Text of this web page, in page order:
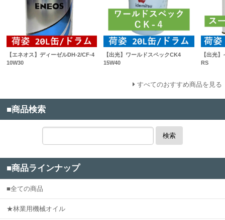
【エネオス】ディーゼルDH-2/CF-4
10W30
【出光】ワールドスペックCK4
15W40
【出光
RS
すべてのおすすめ商品を見る
■商品検索
検索
■商品ラインナップ
■全ての商品
★林業用機械オイル